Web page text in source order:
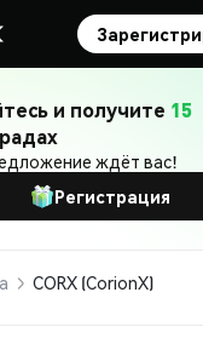
и получите 15
ждёт вас!
Регистрация
CORX (CorionX)